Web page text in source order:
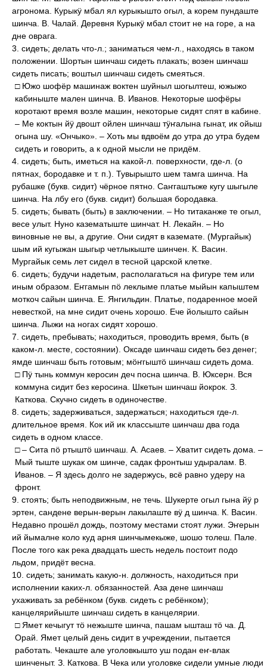
агронома. Курыкӱ мбал ял курыкышто огыл, а корем пундаште
шинча. В. Чалай. Деревня Курыкӱ мбал стоит не на горе, а на
дне оврага.
3. сидеть; делать что-л.; заниматься чем-л., находясь в таком
положении. Шортын шинчаш сидеть плакать; возен шинчаш
сидеть писать; воштыл шинчаш сидеть смеяться.
□ Южо шофёр машинаж воктен шуйныл шогылтеш, южыжо
кабиныште мален шинча. В. Иванов. Некоторые шофёры
коротают время возле машин, некоторые сидят спят в кабине.
– Ме коктын йӱ двошт ойлен шинчаш тӱҥалына гынат, ик ойыш
огына шу. «Ончыко». – Хоть мы вдвоём до утра до утра будем
сидеть и говорить, а к одной мысли не придём.
4. сидеть; быть, иметься на какой-л. поверхности, где-л. (о
пятнах, бородавке и т. п.). Тувырышто шем тамга шинча. На
рубашке (букв. сидит) чёрное пятно. Саҥгаштыже кугу шыгыле
шинча. На лбу его (букв. сидит) большая бородавка.
5. сидеть; бывать (быть) в заключении. – Но титаканже те огыл,
весе улыт. Нуно казематыште шинчат. Н. Лекайн. – Но
виновные не вы, а другие. Они сидят в каземате. (Мургайык)
шым ий кугыжан шыгыр четлыкыште шинчен. К. Васин.
Мургайык семь лет сидел в тесной царской клетке.
6. сидеть; будучи надетым, располагаться на фигуре тем или
иным образом. Еҥгамын пӧ леклыме платье мыйын капыштем
моткоч сайын шинча. Е. Янгильдин. Платье, подаренное моей
невесткой, на мне сидит очень хорошо. Ече йолышто сайын
шинча. Лыжи на ногах сидят хорошо.
7. сидеть, пребывать; находиться, проводить время, быть (в
каком-л. месте, состоянии). Оксаде шинчаш сидеть без денег;
ямде шинчаш быть готовым; мӧҥгыштӧ шинчаш сидеть дома.
□ Пӱ тынь коммун керосин деч посна шинча. В. Юксерн. Вся
коммуна сидит без керосина. Шкетын шинчаш йокрок. З.
Каткова. Скучно сидеть в одиночестве.
8. сидеть; задерживаться, задержаться; находиться где-л.
длительное время. Кок ий ик классыште шинчаш два года
сидеть в одном классе.
□ – Сита пӧ ртыштӧ шинчаш. А. Асаев. – Хватит сидеть дома. –
Мый тыште шукак ом шинче, садак фронтыш удыралам. В.
Иванов. – Я здесь долго не задержусь, всё равно удеру на
фронт.
9. стоять; быть неподвижным, не течь. Шукерте огыл гына йӱ р
эртен, сандене верын-верын лакылаште вӱ д шинча. К. Васин.
Недавно прошёл дождь, поэтому местами стоят лужи. Эҥерын
ий йымалне коло куд арня шинчымекыже, шошо толеш. Пале.
После того как река двадцать шесть недель постоит подо
льдом, придёт весна.
10. сидеть; занимать какую-н. должность, находиться при
исполнении каких-л. обязанностей. Аза дене шинчаш
ухаживать за ребёнком (букв. сидеть с ребёнком);
канцелярийыште шинчаш сидеть в канцелярии.
□ Ямет кечыгут тӧ нежыште шинча, пашам ышташ тӧ ча. Д.
Орай. Ямет целый день сидит в учреждении, пытается
работать. Чекаште але уголовкышто уш подан еҥ-влак
шинченыт. З. Каткова. В Чека или уголовке сидели умные люди